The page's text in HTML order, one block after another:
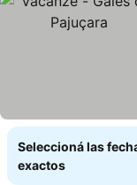
Seleccioná las
exactos